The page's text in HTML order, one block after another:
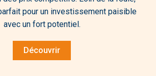
pour un investissement paisible
avec un fort potentiel.
Découvrir